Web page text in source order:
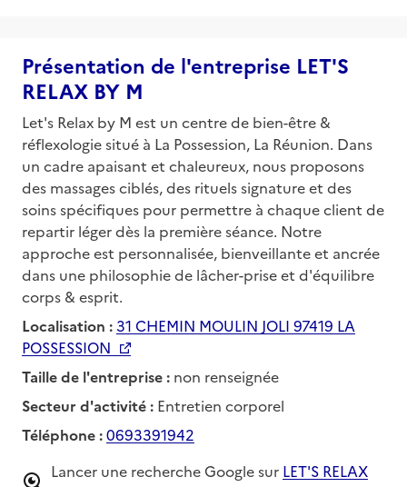
Présentation de l'entreprise LET'S
RELAX BY M
Let's Relax by M est un centre de bien-être &
réflexologie situé à La Possession, La Réunion. Dans
un cadre apaisant et chaleureux, nous proposons
des massages ciblés, des rituels signature et des
soins spécifiques pour permettre à chaque client de
repartir léger dès la première séance. Notre
approche est personnalisée, bienveillante et ancrée
dans une philosophie de lâcher-prise et d'équilibre
corps & esprit.
Localisation :31 CHEMIN MOULIN JOLI 97419 LA
POSSESSION
Taille de l'entreprise : non renseignée
Secteur d'activité : Entretien corporel
Téléphone :0693391942
Lancer une recherche Google sur LET'S RELAX